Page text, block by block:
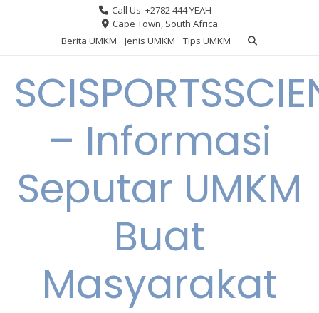
Call Us: +2782 444 YEAH
Cape Town, South Africa
Berita UMKM
Jenis UMKM Tips UMKM
– Informasi
Seputar UMKM
Buat
Masyarakat